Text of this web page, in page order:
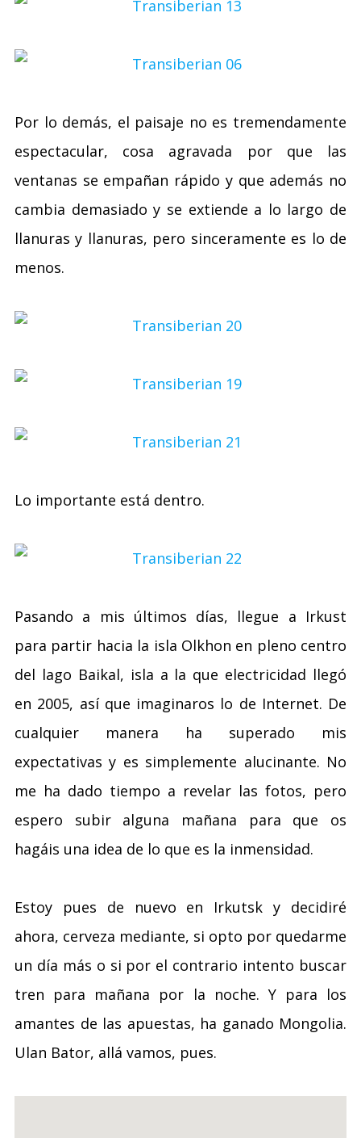
Por lo demás, el paisaje no es tremendamente
espectacular, cosa agravada por que las
ventanas se empañan rápido y que además no
cambia demasiado y se extiende a lo largo de
llanuras y llanuras, pero sinceramente es lo de
menos.
Lo importante está dentro.
Pasando a mis últimos días, llegue a Irkust
para partir hacia la isla Olkhon en pleno centro
del lago Baikal, isla a la que electricidad llegó
en 2005, así que imaginaros lo de Internet. De
cualquier manera ha superado mis
expectativas y es simplemente alucinante. No
me ha dado tiempo a revelar las fotos, pero
espero subir alguna mañana para que os
hagáis una idea de lo que es la inmensidad.
Estoy pues de nuevo en Irkutsk y decidiré
ahora, cerveza mediante, si opto por quedarme
un día más o si por el contrario intento buscar
tren para mañana por la noche. Y para los
amantes de las apuestas, ha ganado Mongolia.
Ulan Bator, allá vamos, pues.